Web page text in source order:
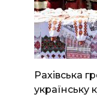
Рахівська
українську